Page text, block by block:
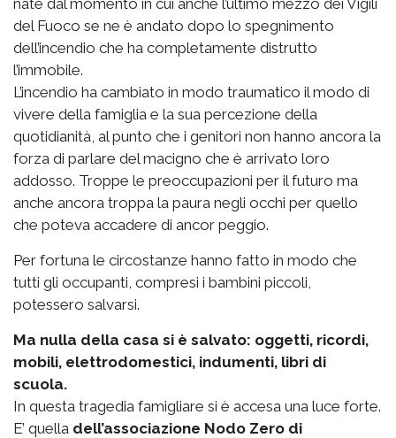
del Fuoco se ne è andato dopo lo spegnimento
dell’incendio che ha completamente distrutto
l’immobile.
L’incendio ha cambiato in modo traumatico il modo di
vivere della famiglia e la sua percezione della
quotidianità, al punto che i genitori non hanno ancora la
forza di parlare del macigno che è arrivato loro
addosso. Troppe le preoccupazioni per il futuro ma
anche ancora troppa la paura negli occhi per quello
che poteva accadere di ancor peggio.
Per fortuna le circostanze hanno fatto in modo che
tutti gli occupanti, compresi i bambini piccoli,
potessero salvarsi.
Ma nulla della casa si è salvato: oggetti, ricordi,
mobili, elettrodomestici, indumenti, libri di
scuola.
In questa tragedia famigliare si è accesa una luce forte.
E’ quella dell’associazione Nodo Zero di